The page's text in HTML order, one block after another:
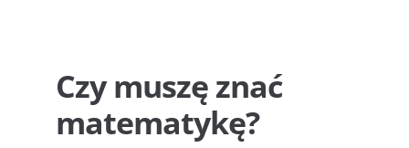
Czy muszę znać
matematykę?